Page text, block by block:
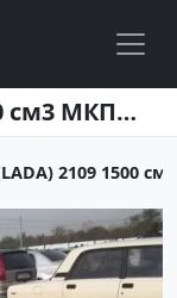
Купить ВАЗ (LADA) 2109 1500 см3 МКПП (64 л.с.) Бензин карбюратор в Кропоткин: цвет белый Хетчбэк 1987 года по цене 37000 рублей, объявление №2214 на сайте Авторынок23
2109 1500